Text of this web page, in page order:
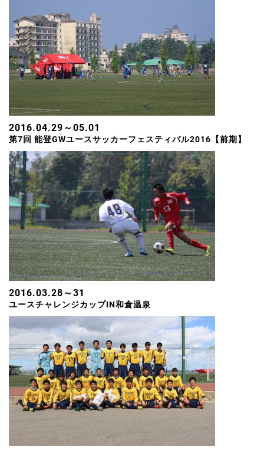
2016.04.29～05.01
第7回 能登GWユースサッカーフェスティバル2016【前期】
2016.03.28～31
ユースチャレンジカップIN和倉温泉